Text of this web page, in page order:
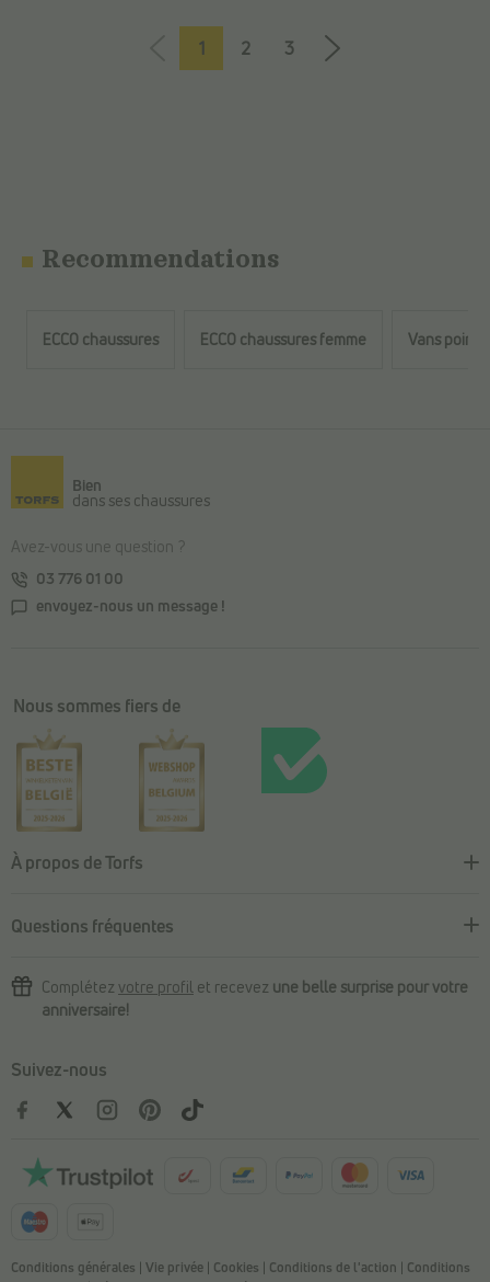
1 2 3
Recommendations
ECCO chaussures ECCO chaussures femme Vans
Bien
dans ses chaussures
Avez-vous une question ?
03 776 01 00
envoyez-nous un message !
Nous sommes fiers de
À propos de Torfs
Questions fréquentes
Complétez votre profil et recevez une belle surprise pour votre
anniversaire!
Suivez-nous
Conditions générales | Vie privée | Cookies | Conditions de l'action | Conditions